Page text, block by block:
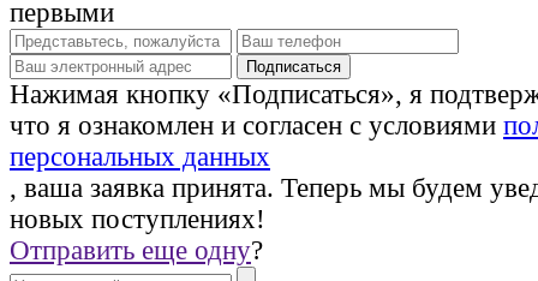
первыми
Нажимая кнопку «Подписаться», я
что я ознакомлен и согласен с условиями
персональных данных
, ваша заявка принята. Теперь мы будем
новых поступлениях!
Отправить еще одну?